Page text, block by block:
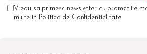
Vreau sa primesc newsletter cu promotiile
multe in Politica de Confidentialitate